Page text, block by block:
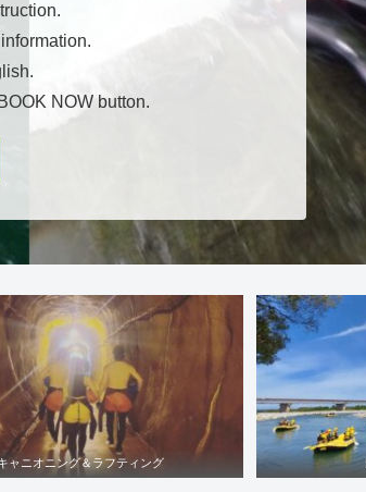
NOW button.
ャニオニング＆ラフティング